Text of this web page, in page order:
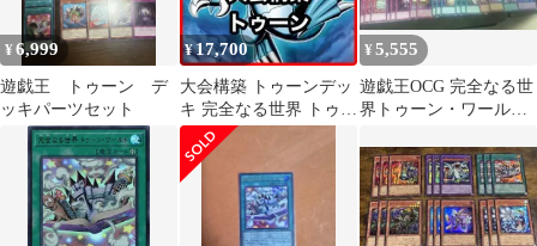
¥6,999
遊戯王 トゥーン デ
ッキパーツセット
¥17,700
大会構築 トゥーンデッ
キ 完全なる世界 トゥー
ンワールド ファニーダ
ークラビット
¥5,555
遊戯王OCG 完全なる世
界トゥーン・ワールド